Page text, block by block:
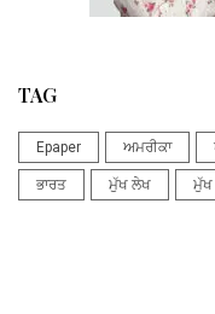
TAG
Epaper ਅਮਰੀਕਾ
ਭਾਰਤ ਮੁੱਖ ਲੇਖ ਮੁੱਖ